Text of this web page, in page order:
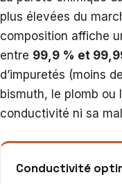
plus élevées du
composition affiche
entre 99,9 % et
d’impuretés (moins
bismuth, le plomb ou
conductivité ni sa
Conductivité